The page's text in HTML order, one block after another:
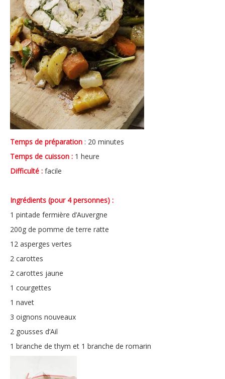
Temps de préparation : 20 minutes
Temps de cuisson : 1 heure
Difficulté : facile
Ingrédients (pour 4 personnes) :
1 pintade fermière d’Auvergne ​
200g de pomme de terre ratte ​
12 asperges vertes ​
2 carottes ​
2 carottes jaune ​
​1 courgettes ​
1 navet ​
3 oignons nouveaux ​
2 gousses d’Ail ​
1 branche de thym et 1 branche de romarin